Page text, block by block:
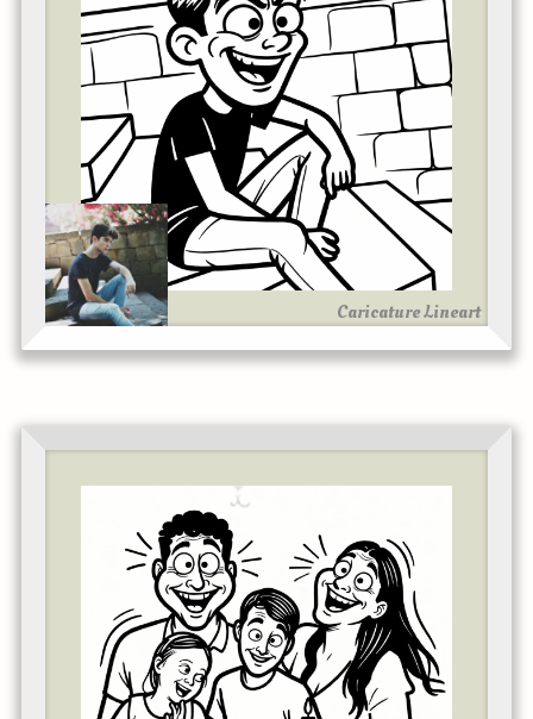
Caricature Lineart